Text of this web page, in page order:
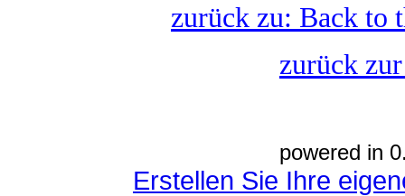
zurück zu: Back to
zurück
powered in
Erstellen Sie Ihre